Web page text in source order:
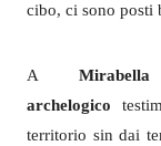
cibo, ci sono posti
A
archelogico
territorio sin dai